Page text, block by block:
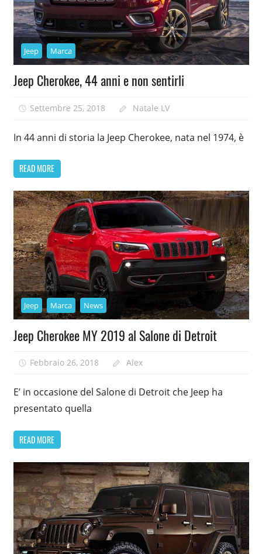
Jeep Marca
Jeep Cherokee, 44 anni e non sentirli
Settembre 25, 2018 Natale LV
In 44 anni di storia la Jeep Cherokee, nata nel 1974, è
READ MORE
Jeep Marca News
Jeep Cherokee MY 2019 al Salone di Detroit
Febbraio 26, 2018 Alex
E’ in occasione del Salone di Detroit che Jeep ha
presentato quella
READ MORE